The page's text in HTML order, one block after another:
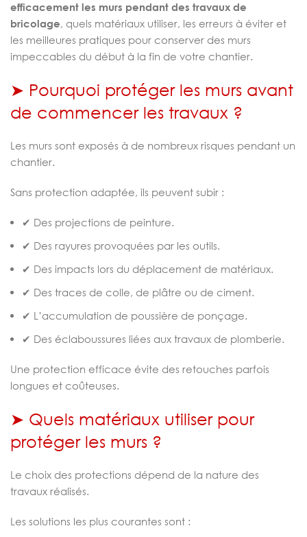
efficacement les murs pendant des travaux de
bricolage, quels matériaux utiliser, les erreurs à éviter et
les meilleures pratiques pour conserver des murs
impeccables du début à la fin de votre chantier.
➤ Pourquoi protéger les murs avant
de commencer les travaux ?
Les murs sont exposés à de nombreux risques pendant un
chantier.
Sans protection adaptée, ils peuvent subir :
✔ Des projections de peinture.
✔ Des rayures provoquées par les outils.
✔ Des impacts lors du déplacement de matériaux.
✔ Des traces de colle, de plâtre ou de ciment.
✔ L’accumulation de poussière de ponçage.
✔ Des éclaboussures liées aux travaux de plomberie.
Une protection efficace évite des retouches parfois
longues et coûteuses.
➤ Quels matériaux utiliser pour
protéger les murs ?
Le choix des protections dépend de la nature des
travaux réalisés.
Les solutions les plus courantes sont :